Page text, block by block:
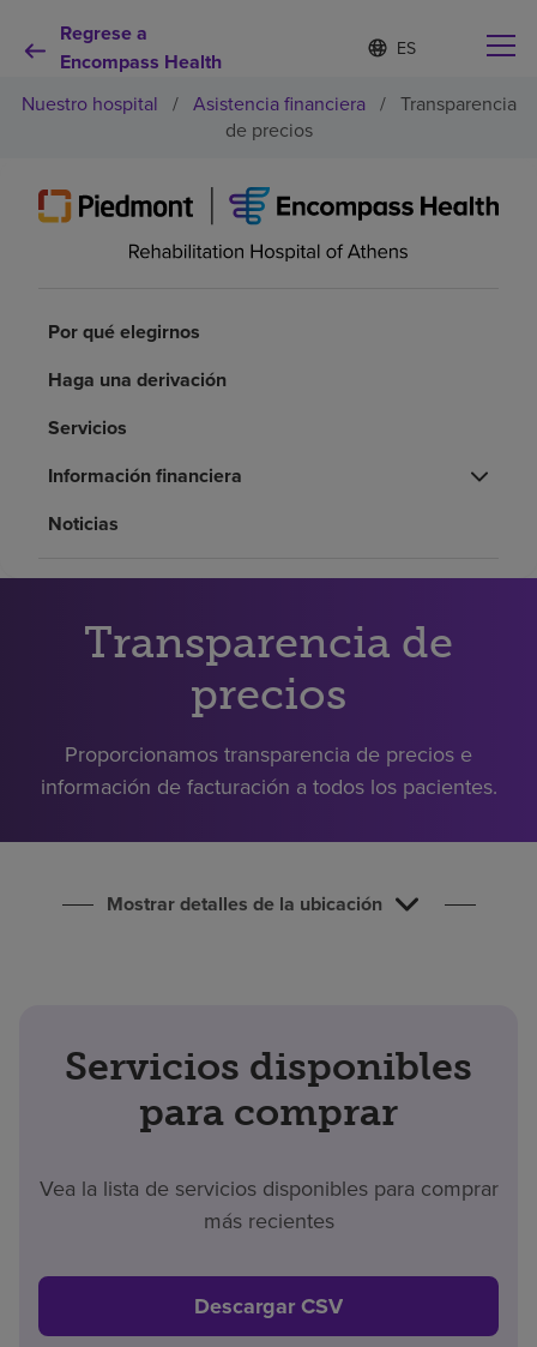
Regrese a
Encompass Health
Lista
de
idiomas
contraída
d
e
l
e
c
Por qué debe elegirnos
Pacientes y cuidadores
Recursos de salud
Acerca de nosotros
Inversores
Nuestro hospital / Asistencia financiera / Transparencia
de precios
Por qué elegirnos
Haga una derivación
Servicios
Información financiera
Noticias
Transparencia de
precios
Proporcionamos transparencia de precios e
información de facturación a todos los pacientes.
Mostrar detalles de la ubicación
Servicios disponibles
para comprar
Vea la lista de servicios disponibles para comprar
más recientes
Descargar CSV